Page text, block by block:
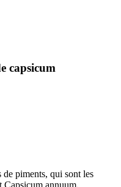
capsicum
de piments, qui sont les
Capsicum annuum,